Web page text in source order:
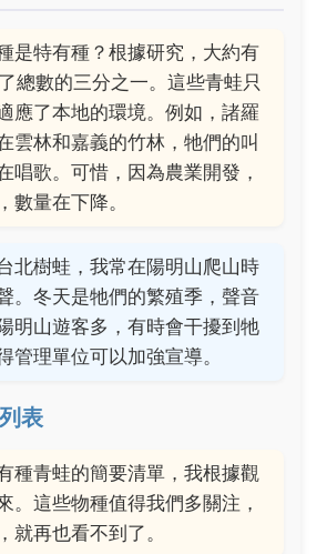
是特有種？根據研究，大約有
總數的三分之一。這些青蛙只
應了本地的環境。例如，諸羅
雲林和嘉義的竹林，牠們的叫
唱歌。可惜，因為農業開發，
數量在下降。
北樹蛙，我常在陽明山爬山時
。冬天是牠們的繁殖季，聲音
明山遊客多，有時會干擾到牠
管理單位可以加強宣導。
表
種青蛙的簡要清單，我根據觀
。這些物種值得我們多關注，
就再也看不到了。